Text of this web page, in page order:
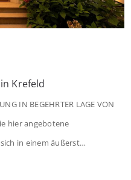
Krefeld
IN BEGEHRTER LAGE VON
hier angebotene
in einem äußerst